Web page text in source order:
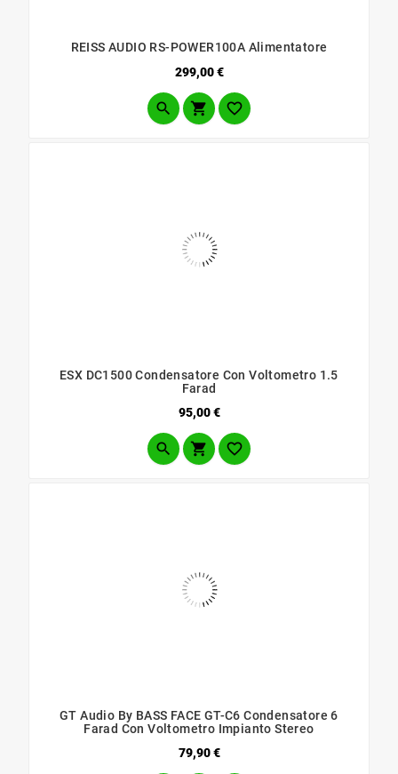
REISS AUDIO RS-POWER100A Alimentatore
299,00 €Prezzo
  
ESX DC1500 Condensatore Con Voltometro 1.5
Farad
95,00 €Prezzo
  
GT Audio By BASS FACE GT-C6 Condensatore 6
Farad Con Voltometro Impianto Stereo
79,90 €Prezzo